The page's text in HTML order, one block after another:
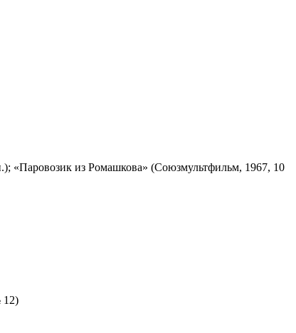
«Паровозик из Ромашкова» (Союзмультфильм, 1967, 10
12)